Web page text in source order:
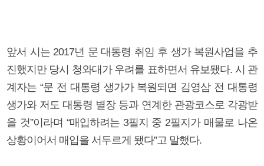
앞서 시는 2017년 문 대통령 취임 후 생가 복원사업을 추
진했지만 당시 청와대가 우려를 표하면서 유보됐다. 시 관
계자는 “문 전 대통령 생가가 복원되면 김영삼 전 대통령
생가와 저도 대통령 별장 등과 연계한 관광코스로 각광받
을 것”이라며 “매입하려는 3필지 중 2필지가 매물로 나온
상황이어서 매입을 서두르게 됐다”고 말했다.